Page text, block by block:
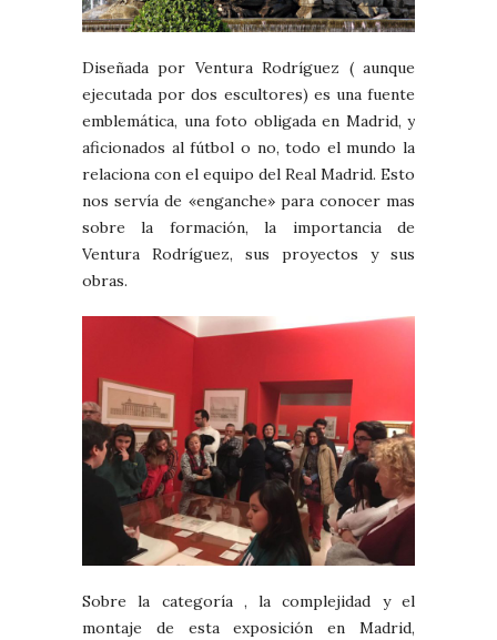
Diseñada por Ventura Rodríguez ( aunque
ejecutada por dos escultores) es una fuente
emblemática, una foto obligada en Madrid, y
aficionados al fútbol o no, todo el mundo la
relaciona con el equipo del Real Madrid. Esto
nos servía de «enganche» para conocer mas
sobre la formación, la importancia de
Ventura Rodríguez, sus proyectos y sus
obras.
Sobre la categoría , la complejidad y el
montaje de esta exposición en Madrid,